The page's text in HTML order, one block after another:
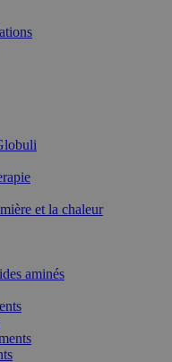
et la chaleur
aminés